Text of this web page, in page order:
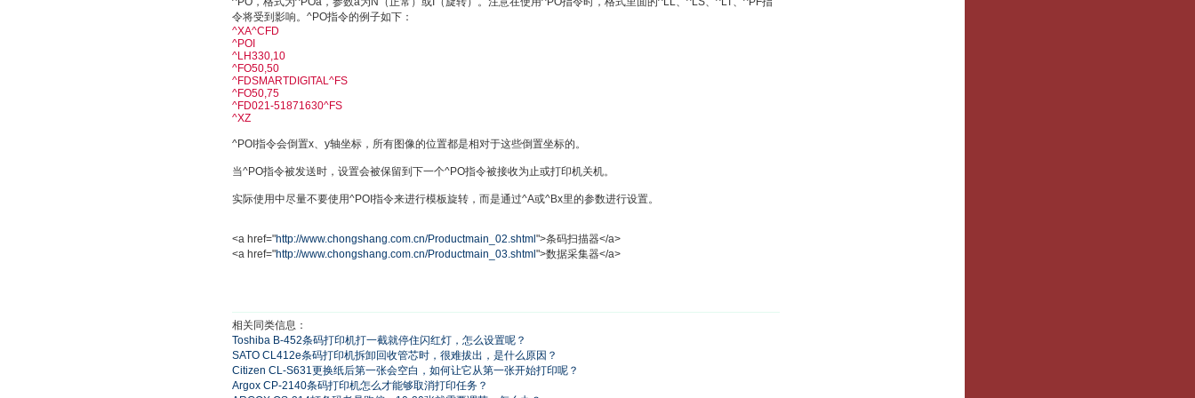
令将受到影响。^PO指令的例子如下：
^XA^CFD
^POI
^LH330,10
^FO50,50
^FDSMARTDIGITAL^FS
^FO50,75
^FD021-51871630^FS
^XZ
^POI指令会倒置x、y轴坐标，所有图像的位置都是相对于这些倒置坐标的。
当^PO指令被发送时，设置会被保留到下一个^PO指令被接收为止或打印机关机。
实际使用中尽量不要使用^POI指令来进行模板旋转，而是通过^A或^Bx里的参数进行设置。
<a href="http://www.chongshang.com.cn/Productmain_02.shtml ">条码扫描器</a>
<a href="http://www.chongshang.com.cn/Productmain_03.shtml ">数据采集器</a>
相关同类信息：
Toshiba B-452条码打印机打一截就停住闪红灯，怎么设置呢？
SATO CL412e条码打印机拆卸回收管芯时，很难拔出，是什么原因？
Citizen CL-S631更换纸后第一张会空白，如何让它从第一张开始打印呢？
Argox CP-2140条码打印机怎么才能够取消打印任务？